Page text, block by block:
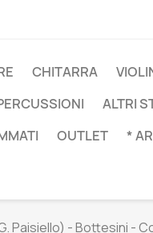
CHITARRA
ALTRI
OUTLET *
Paisiello) - Bottesini -